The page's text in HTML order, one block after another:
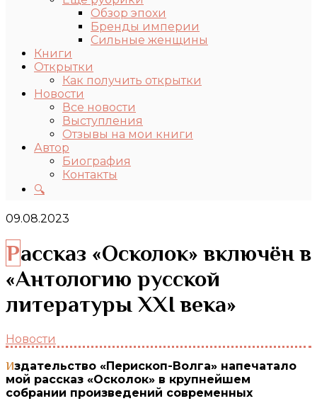
Обзор эпохи
Бренды империи
Сильные женщины
Книги
Открытки
Как получить открытки
Новости
Все новости
Выступления
Отзывы на мои книги
Автор
Биография
Контакты
🔍
09.08.2023
Рассказ «Осколок» включён в
«Антологию русской
литературы XXI века»
Новости
Издательство «Перископ-Волга» напечатало
мой рассказ «Осколок» в крупнейшем
собрании произведений современных